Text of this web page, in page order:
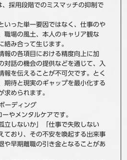
、採用段階でのミスマッチの抑制で
いった単一要因ではなく、仕事のや
職場の風土、本人のキャリア観な
絡み合って生じます。
報の各項目における精度向上に加
対話の機会の提供などを通じて、入
報を伝えることが不可欠です。とく
期待と現実のギャップを最小化する
求められます。
ーディング
やメンタルケアです。
立しないか」「仕事で失敗しない
ており、その不安を喚起する出来事
や早期離職の引き金となることがあ